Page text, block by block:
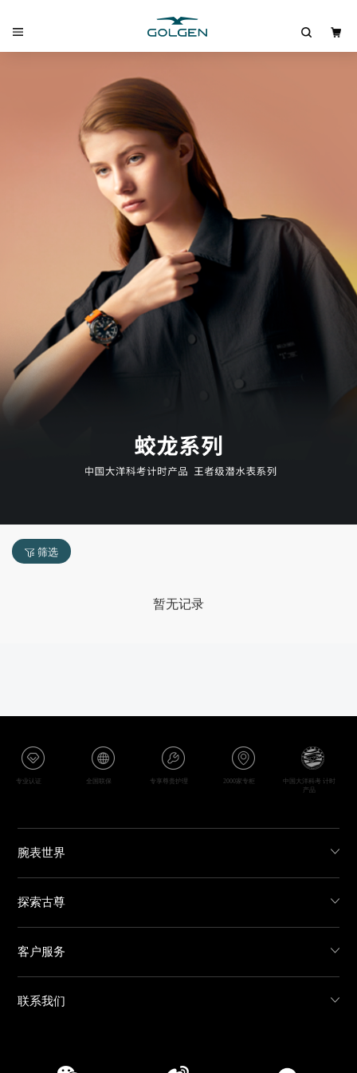
筛选
暂无记录
专业认证 全国联保 专享尊贵护理 2000家专柜
中国大洋科考 计时
产品
腕表世界
探索古尊
客户服务
联系我们